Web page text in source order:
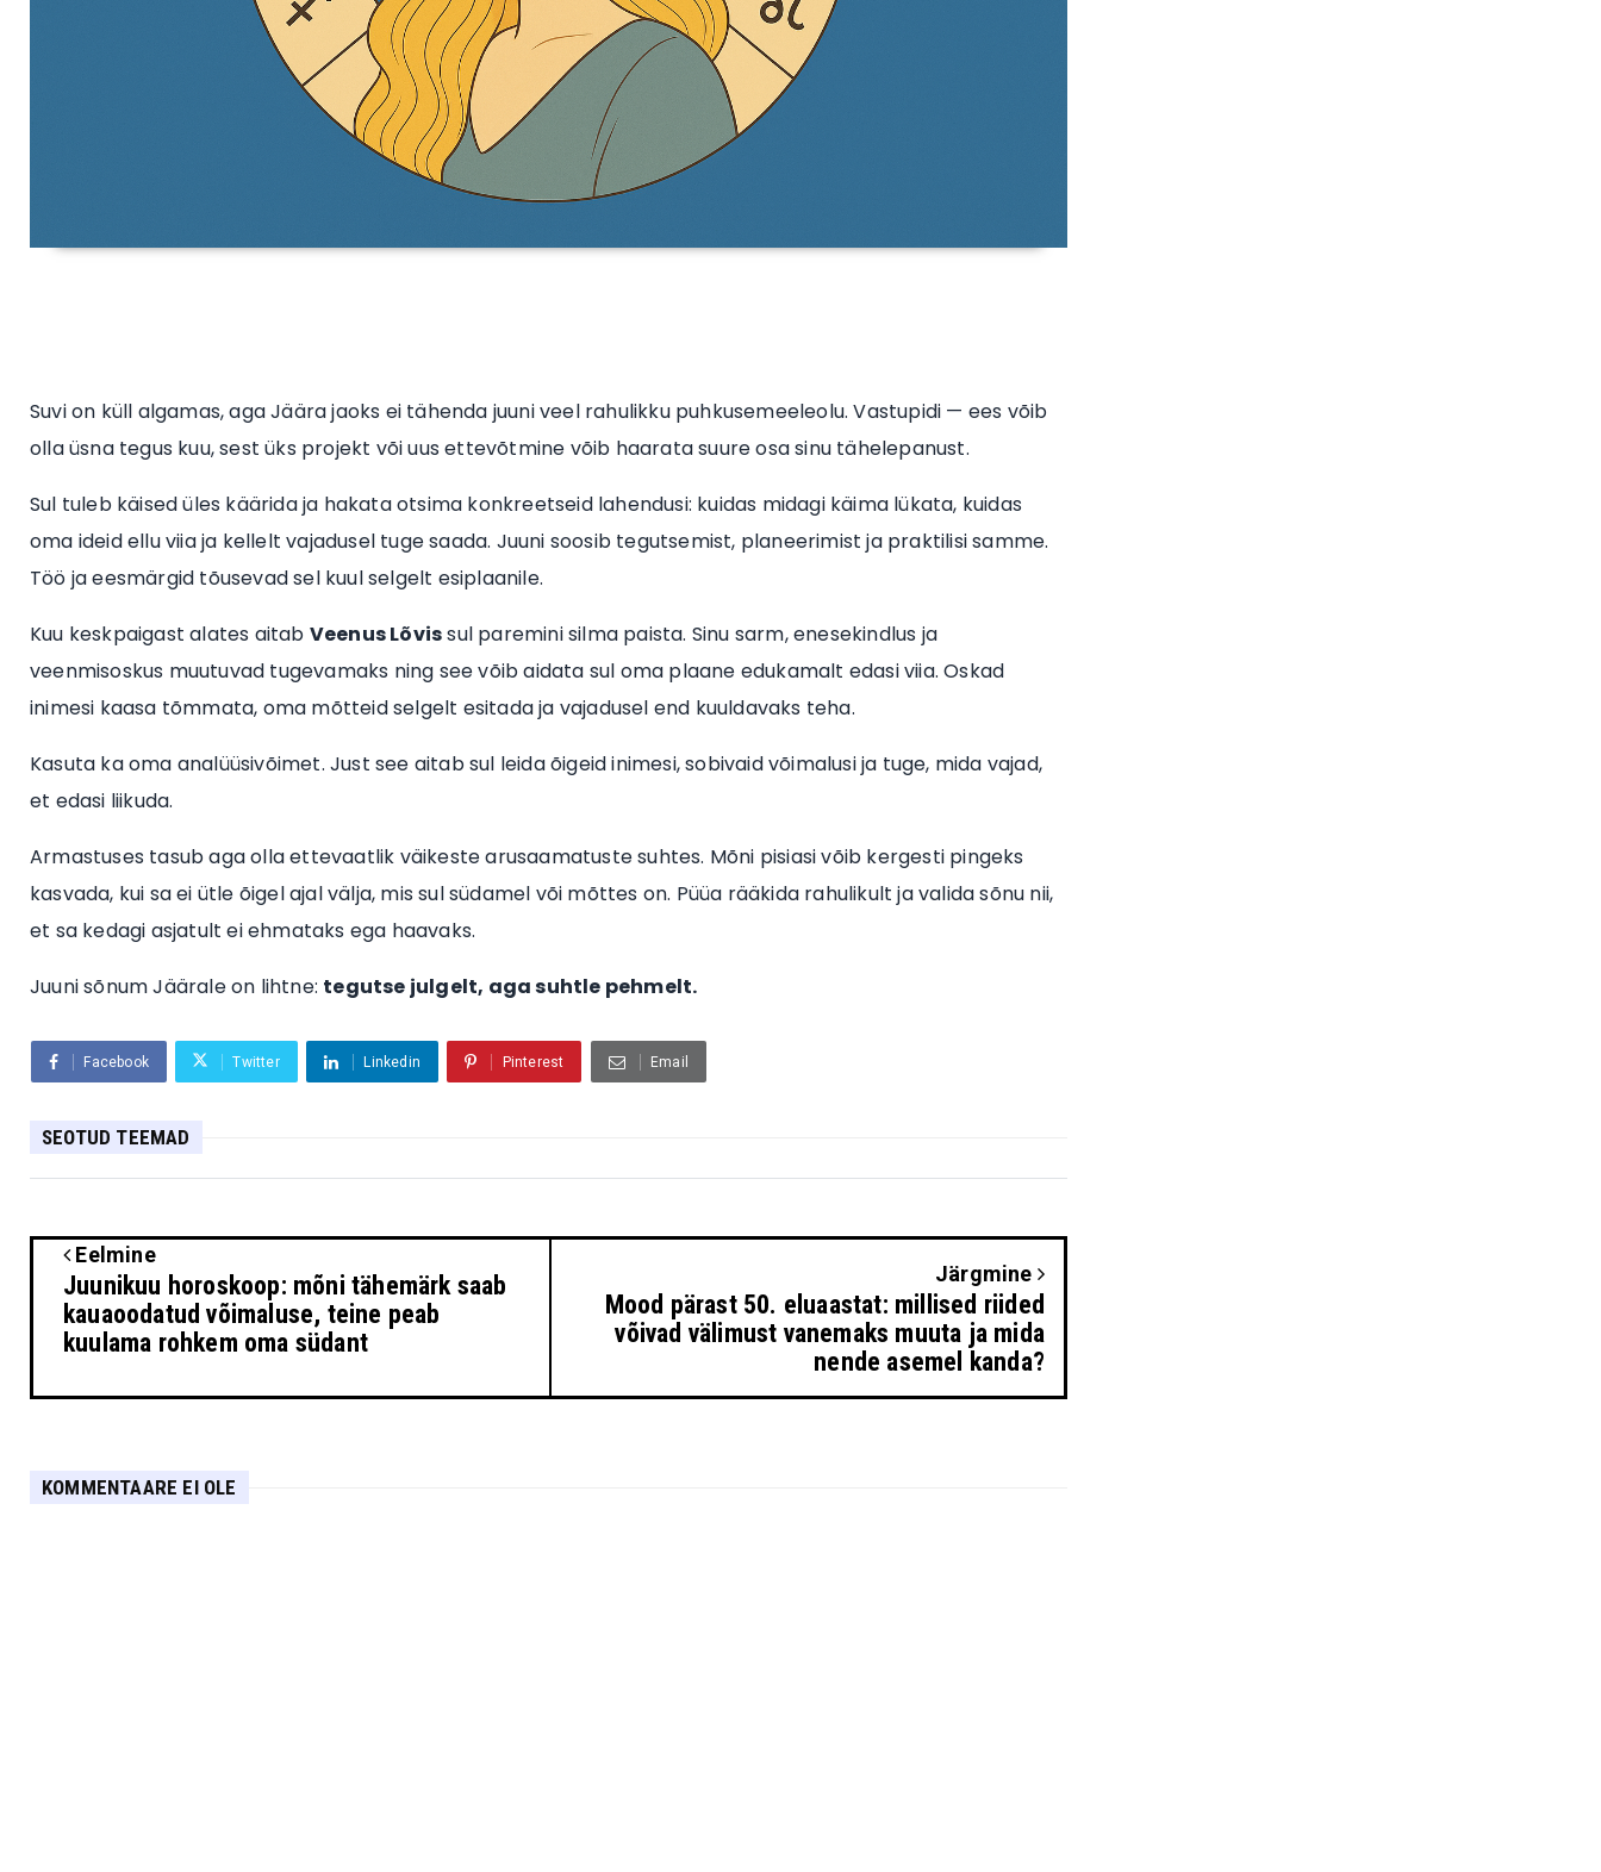
Suvi on küll algamas, aga Jäära jaoks ei tähenda juuni veel rahulikku puhkusemeeleolu. Vastupidi — ees võib
olla üsna tegus kuu, sest üks projekt või uus ettevõtmine võib haarata suure osa sinu tähelepanust.
Sul tuleb käised üles käärida ja hakata otsima konkreetseid lahendusi: kuidas midagi käima lükata, kuidas
oma ideid ellu viia ja kellelt vajadusel tuge saada. Juuni soosib tegutsemist, planeerimist ja praktilisi samme.
Töö ja eesmärgid tõusevad sel kuul selgelt esiplaanile.
Kuu keskpaigast alates aitab Veenus Lõvissul paremini silma paista. Sinu sarm, enesekindlus ja
veenmisoskus muutuvad tugevamaks ning see võib aidata sul oma plaane edukamalt edasi viia. Oskad
inimesi kaasa tõmmata, oma mõtteid selgelt esitada ja vajadusel end kuuldavaks teha.
Kasuta ka oma analüüsivõimet. Just see aitab sul leida õigeid inimesi, sobivaid võimalusi ja tuge, mida vajad,
et edasi liikuda.
Armastuses tasub aga olla ettevaatlik väikeste arusaamatuste suhtes. Mõni pisiasi võib kergesti pingeks
kasvada, kui sa ei ütle õigel ajal välja, mis sul südamel või mõttes on. Püüa rääkida rahulikult ja valida sõnu nii,
et sa kedagi asjatult ei ehmataks ega haavaks.
Juuni sõnum Jäärale on lihtne: tegutse julgelt, aga suhtle pehmelt.
Facebook Twitter Linkedin Pinterest Email
SEOTUD TEEMAD
Eelmine
Juunikuu horoskoop: mõni tähemärk saab
kauaoodatud võimaluse, teine peab
kuulama rohkem oma südant
Järgmine
Mood pärast 50. eluaastat: millised riided
võivad välimust vanemaks muuta ja mida
nende asemel kanda?
KOMMENTAARE EI OLE